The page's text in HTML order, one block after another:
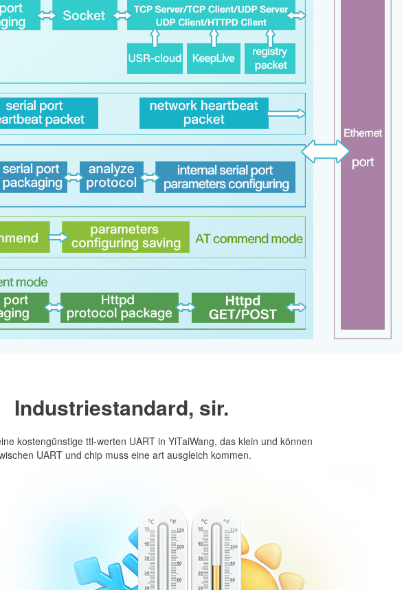
Industriestandard, sir.
kostengünstige ttl-werten UART in YiTaiWang, das klein und können
UART und chip muss eine art ausgleich kommen.